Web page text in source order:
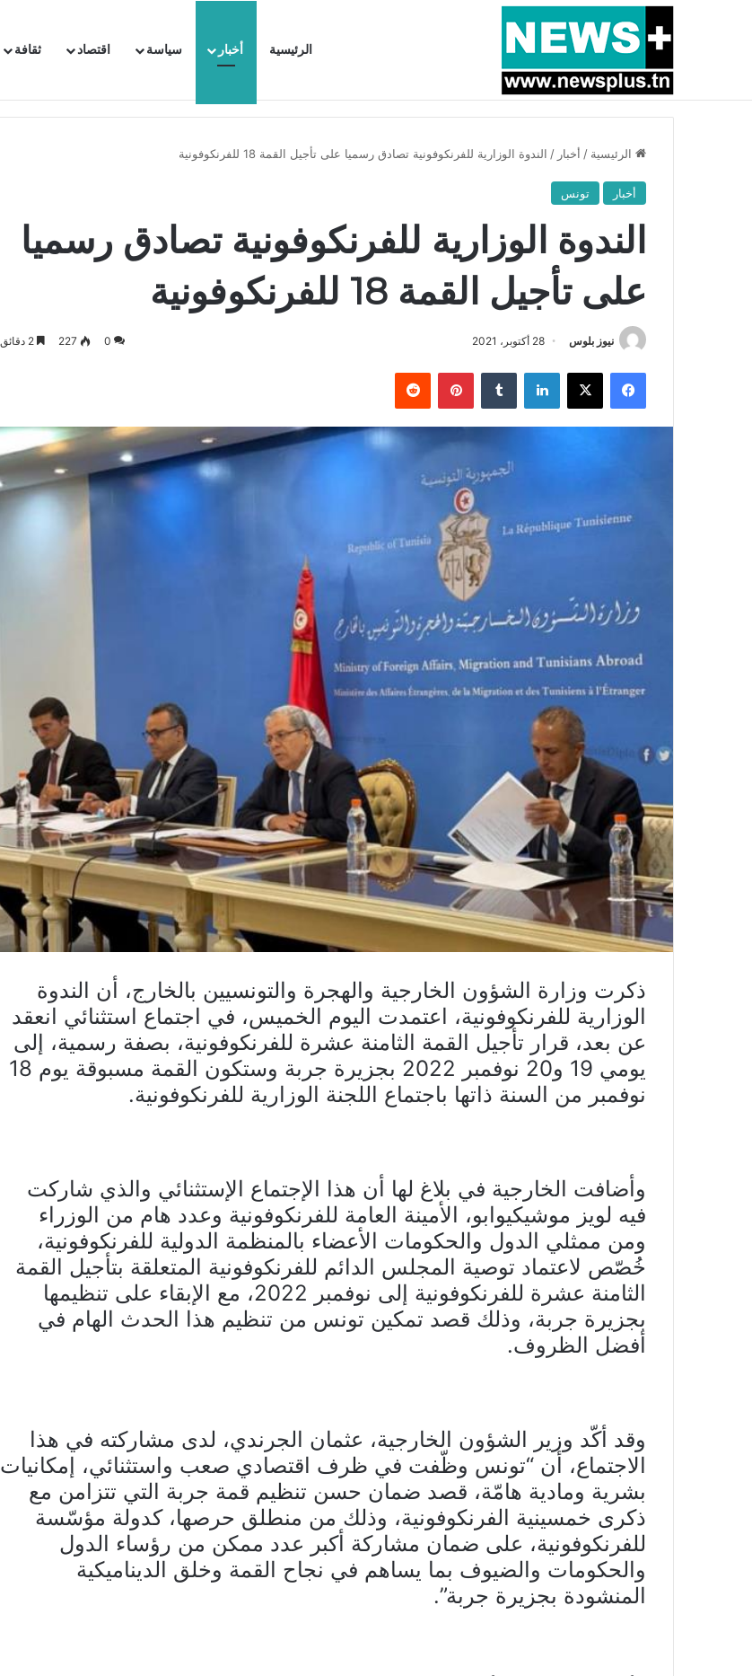
الرئيسية أخبار سياسة اقتصاد ثقافة
أخبار عاجلة بسبب المرزوقي وبتكليف من سعيّد: الخارجية تستدعي السفيرة الفرنسية بتونس وتبلغها احتجاجا شديد اللهجة !!
الرئيسية / أخبار / الندوة الوزارية للفرنكوفونية تصادق رسميا على تأجيل القمة 18 للفرنكوفونية
أخبار تونس
الندوة الوزارية للفرنكوفونية تصادق رسميا
على تأجيل القمة 18 للفرنكوفونية
نيوز بلوس 28 أكتوبر، 2021 0
227
فيسبوك X لينكدإن بينتيريست
ذكرت وزارة الشؤون الخارجية والهجرة والتونسيين بالخارج، أن الندوة
الوزارية للفرنكوفونية، اعتمدت اليوم الخميس، في اجتماع استثنائي انعقد
عن بعد، قرار تأجيل القمة الثامنة عشرة للفرنكوفونية، بصفة رسمية، إلى
يومي 19 و20 نوفمبر 2022 بجزيرة جربة وستكون القمة مسبوقة يوم 18
نوفمبر من السنة ذاتها باجتماع اللجنة الوزارية للفرنكوفونية.
وأضافت الخارجية في بلاغ لها أن هذا الإجتماع الإستثنائي والذي شاركت
فيه لويز موشيكيوابو، الأمينة العامة للفرنكوفونية وعدد هام من الوزراء
ومن ممثلي الدول والحكومات الأعضاء بالمنظمة الدولية للفرنكوفونية،
خُصّص لاعتماد توصية المجلس الدائم للفرنكوفونية المتعلقة بتأجيل القمة
الثامنة عشرة للفرنكوفونية إلى نوفمبر 2022، مع الإبقاء على تنظيمها
بجزيرة جربة، وذلك قصد تمكين تونس من تنظيم هذا الحدث الهام في
أفضل الظروف.
وقد أكّد وزير الشؤون الخارجية، عثمان الجرندي، لدى مشاركته في هذا
الاجتماع، أن “تونس وظّفت في ظرف اقتصادي صعب واستثنائي، إمكانيات
بشرية ومادية هامّة، قصد ضمان حسن تنظيم قمة جربة التي تتزامن مع
ذكرى خمسينية الفرنكوفونية، وذلك من منطلق حرصها، كدولة مؤسّسة
للفرنكوفونية، على ضمان مشاركة أكبر عدد ممكن من رؤساء الدول
والحكومات والضيوف بما يساهم في نجاح القمة وخلق الديناميكية
المنشودة بجزيرة جربة”.